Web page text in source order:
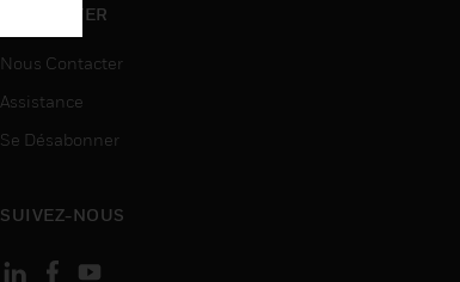
CONTACTER
Nous Contacter
Assistance
Se Désabonner
SUIVEZ-NOUS